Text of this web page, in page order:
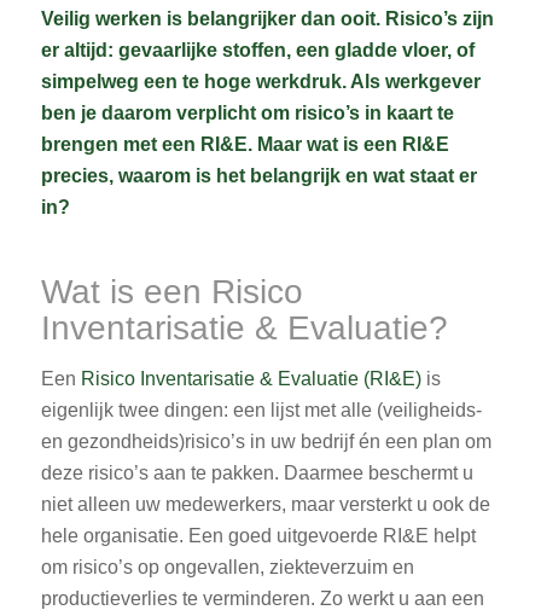
Veilig werken is belangrijker dan ooit. Risico’s zijn
er altijd: gevaarlijke stoffen, een gladde vloer, of
simpelweg een te hoge werkdruk. Als werkgever
ben je daarom verplicht om risico’s in kaart te
brengen met een RI&E. Maar wat is een RI&E
precies, waarom is het belangrijk en wat staat er
in?
Wat is een Risico
Inventarisatie & Evaluatie?
Een Risico Inventarisatie & Evaluatie (RI&E)is
eigenlijk twee dingen: een lijst met alle (veiligheids-
en gezondheids)risico’s in uw bedrijf én een plan om
deze risico’s aan te pakken. Daarmee beschermt u
niet alleen uw medewerkers, maar versterkt u ook de
hele organisatie. Een goed uitgevoerde RI&E helpt
om risico’s op ongevallen, ziekteverzuim en
productieverlies te verminderen. Zo werkt u aan een